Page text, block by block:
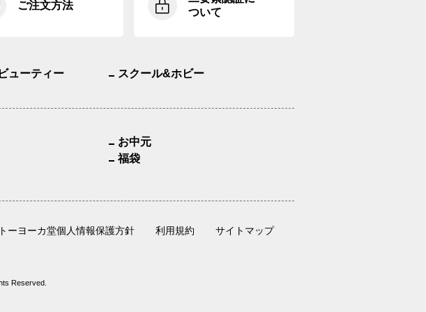
ご注文方法
ついて
ューティー スクール&ホビー
お中元
福袋
ーヨーカ堂個人情報保護方針 利用規約 サイトマップ
Reserved.